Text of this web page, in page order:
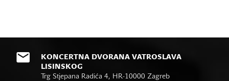
KONCERTNA DVORANA VATROSLAVA
LISINSKOG
Trg Stjepana Radića 4, HR-10000 Zagreb